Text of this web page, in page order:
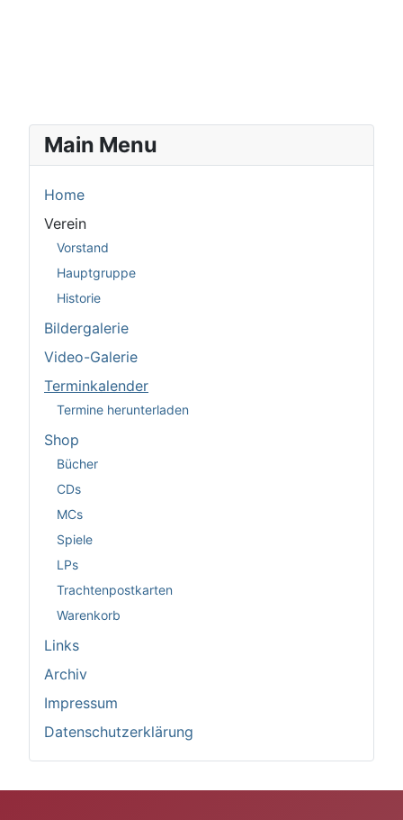
Main Menu
Home
Verein
Vorstand
Hauptgruppe
Historie
Bildergalerie
Video-Galerie
Terminkalender
Termine herunterladen
Shop
Bücher
CDs
MCs
Spiele
LPs
Trachtenpostkarten
Warenkorb
Links
Archiv
Impressum
Datenschutzerklärung